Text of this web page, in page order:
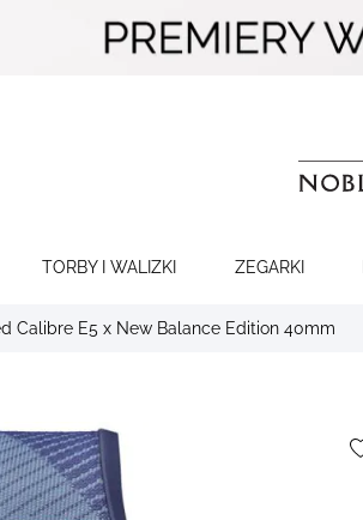
TORBY I WALIZKI ZEGARKI
Calibre E5 x New Balance Edition 40mm